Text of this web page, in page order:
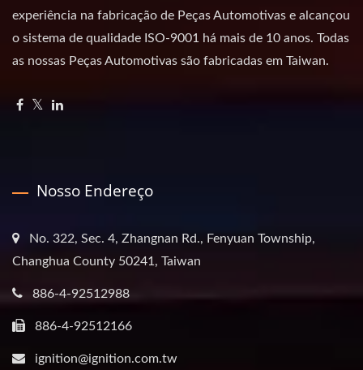
experiência na fabricação de Peças Automotivas e alcançou
o sistema de qualidade ISO-9001 há mais de 10 anos. Todas
as nossas Peças Automotivas são fabricadas em Taiwan.
Nosso Endereço
No. 322, Sec. 4, Zhangnan Rd., Fenyuan Township,
Changhua County 50241, Taiwan
886-4-92512988
886-4-92512166
ignition@ignition.com.tw